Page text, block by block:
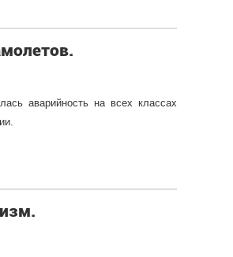
аварийность на всех классах